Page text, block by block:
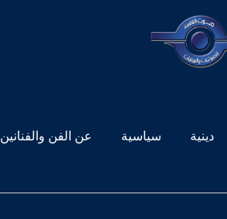
دينية سياسية عن الفن والفنانين